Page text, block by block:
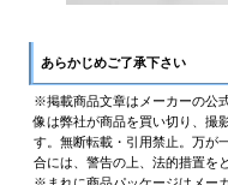
あらかじめご了承下さい
※掲載商品文章はメーカーの公
像は弊社が商品を買い切り、撮
す。無断転載・引用禁止。万が
合には、警告の上、法的措置を
※まれに商品パッケージはメー